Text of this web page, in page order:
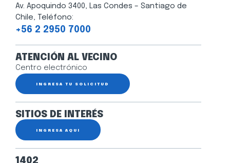
Av. Apoquindo 3400, Las Condes – Santiago de
Chile, Teléfono:
+56 2 2950 7000
ATENCIÓN AL VECINO
Centro electrónico
INGRESA TU SOLICITUD
SITIOS DE INTERÉS
INGRESA AQUÍ
1402